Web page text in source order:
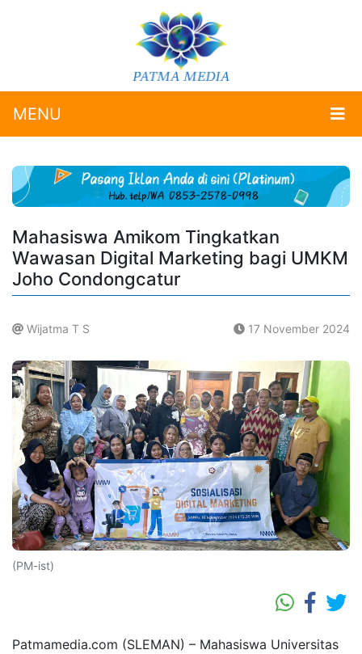
MENU
Mahasiswa Amikom Tingkatkan
Wawasan Digital Marketing bagi UMKM
Joho Condongcatur
Wijatma T S 17 November 2024
(PM-ist)
Patmamedia.com (SLEMAN) – Mahasiswa Universitas